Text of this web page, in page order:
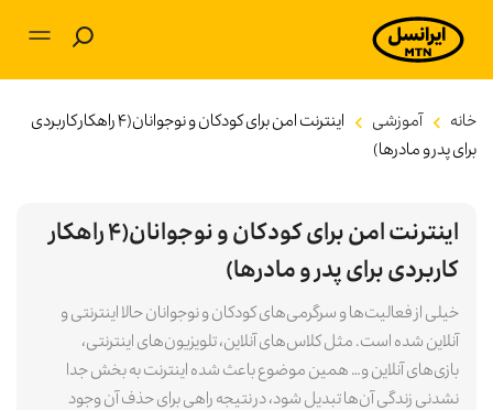
بلاگ
برنامه‌های کاربردی
سرگرمی
خانه آموزشی
اینترنت امن برای کودکان و نوجوانان(۴ راهکار‌ کاربردی
برای پدر و مادرها)
اینترنت امن برای کودکان و نوجوانان(۴ راهکار‌
کاربردی برای پدر و مادرها)
خیلی از فعالیت‌ها و سرگرمی‌های کودکان و نوجوانان حالا اینترنتی و
آنلاین شده است. مثل کلاس‌های آنلاین، تلویزیون‌های اینترنتی،
بازی‌های آنلاین و… همین موضوع باعث شده اینترنت به بخش جدا
نشدنی زندگی آن‌ها تبدیل شود، در نتیجه راهی برای حذف آن وجود